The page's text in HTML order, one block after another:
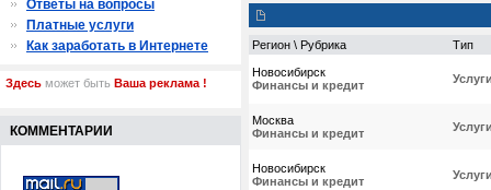
Регион \ Рубрика Тип
Новосибирск
Финансы и кредит
Москва
Финансы и кредит
Новосибирск
Финансы и кредит
Ответы на вопросы
Платные услуги
Как заработать в Интернете
Здесь может быть Ваша реклама !
КОММЕНТАРИИ